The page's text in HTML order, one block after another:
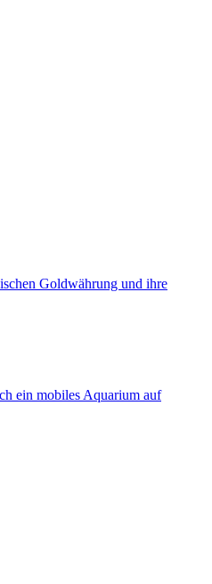
Goldwährung und ihre
ein mobiles Aquarium auf